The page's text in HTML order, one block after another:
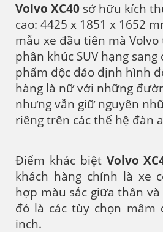
Volvo XC40 sở hữu kích
cao: 4425 x 1851 x 1652
mẫu xe đầu tiên mà Volvo
phân khúc SUV hạng sang
phẩm độc đáo định hình
hàng là nữ với những
nhưng vẫn giữ nguyên
riêng trên các thế hệ đàn
Điểm khác biệt Volvo
khách hàng chính là xe
hợp màu sắc giữa thân
đó là các tùy chọn mâm
inch.